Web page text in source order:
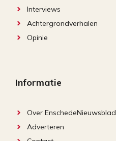
Interviews
Achtergrondverhalen
Opinie
Informatie
Over EnschedeNieuwsblad
Adverteren